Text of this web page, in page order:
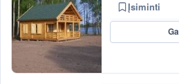
Įsiminti